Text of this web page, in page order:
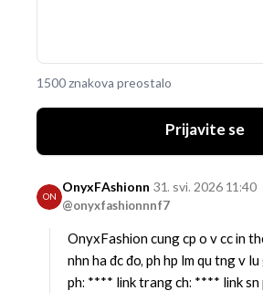
1500 znakova preostalo
Prijavite se
ON
OnyxFAshionn
@onyxfashionnnf7
31. svi. 2026 11:40
OnyxFashion cung cp o v cc in
nhn ha đc đo, ph hp lm qu tng v
ph: **** link trang ch: **** link sn